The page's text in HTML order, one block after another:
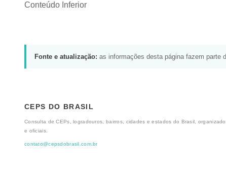
Conteúdo Inferior
Fonte e atualização: as informações desta página fazem parte
CEPS DO BRASIL
Consulta de CEPs, logradouros, bairros, cidades e estados do Brasil,
e oficiais.
contato@cepsdobrasil.com.br